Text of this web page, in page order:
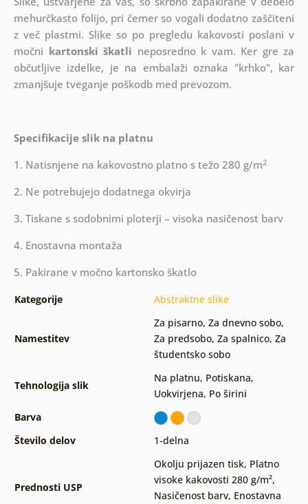
mehurčkasto folijo, pri čemer so vogali dodatno zaščiteni
z več plastmi. Slike so po pregledu kakovosti poslani v
močni kartonski škatli neposredno k vam. Ker gre za
občutljive izdelke, je na embalaži oznaka "krhko", kar
zmanjšuje tveganje poškodb med prevozom.
Specifikacije slik na platnu
1. Natisnjene na kakovostno platno s težo 280 g/m2
2. Ne potrebujejo dodatnega okvirja
3. Tiskane s sodobnimi ploterji – visoka nasičenost barv
4. Enostavna montaža
5. Pakirane v močno kartonsko škatlo
Kategorije Abstraktne slike
Namestitev
Za pisarno, Za dnevno sobo,
Za predsobo, Za spalnico, Za
študentsko sobo
Tehnologija slik
Na platnu, Potiskana,
Uokvirjena, Po širini
Barva
Število delov
1-delna
Prednosti USP
Okolju prijazen tisk, Platno
visoke kakovosti 280 g/m²,
Nasičenost barv, Enostavna